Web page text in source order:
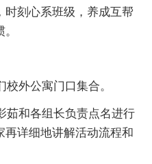
时刻心系班级，养成互帮
外公寓门口集合。
茹和各组长负责点名进行
再详细地讲解活动流程和